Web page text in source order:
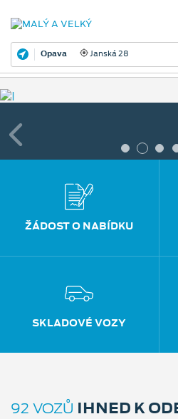
Opava Janská 28
ŽÁDOST O NABÍDKU
SKLADOVÉ VOZY
92 VOZŮ IHNED K